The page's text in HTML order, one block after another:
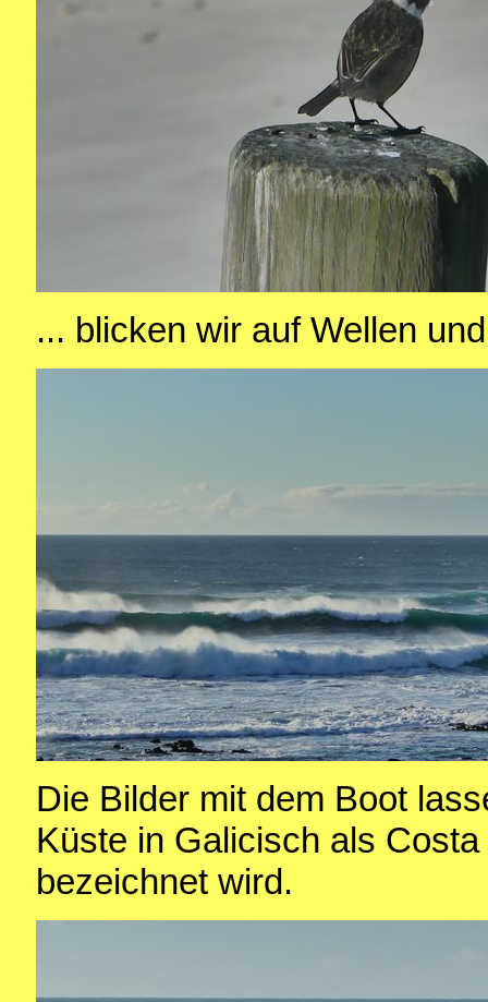
... blicken wir auf Wellen
Die Bilder mit dem Boot
Küste in Galicisch als
bezeichnet wird.